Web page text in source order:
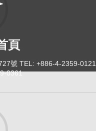
頁
號 TEL: +886-4-2359-0121
0361